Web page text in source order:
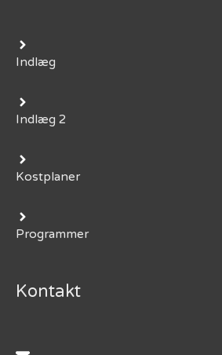
Indlæg
Indlæg 2
Kostplaner
Programmer
Kontakt